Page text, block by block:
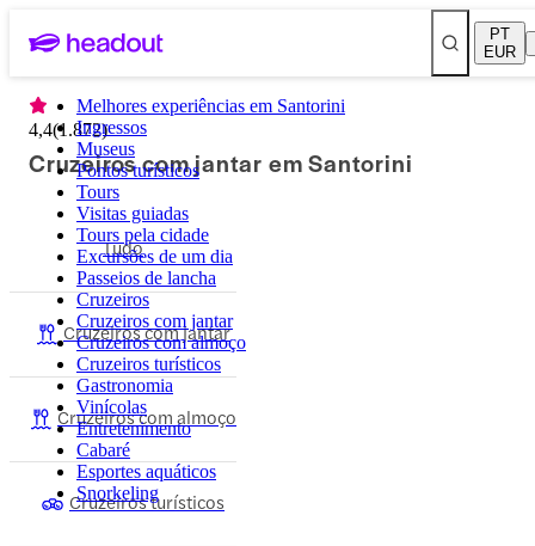
PT
EUR
Melhores experiências em Santorini
Ingressos
Museus
Pontos turísticos
Tours
Visitas guiadas
Tours pela cidade
Excursões de um dia
Passeios de lancha
Cruzeiros
Cruzeiros com jantar
Cruzeiros com almoço
Cruzeiros turísticos
Gastronomia
Vinícolas
Entretenimento
Cabaré
Esportes aquáticos
Snorkeling
4,4(1.872)
Cruzeiros com jantar em Santorini
Tudo
Cruzeiros com jantar
Cruzeiros com almoço
Cruzeiros turísticos